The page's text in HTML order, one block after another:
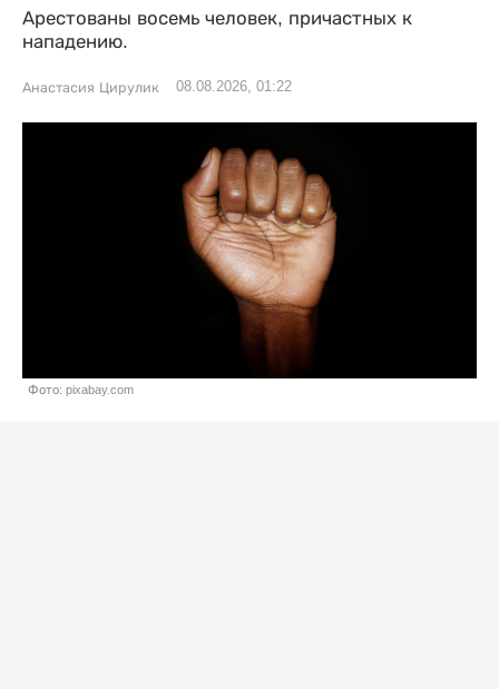
Арестованы восемь человек, причастных к
нападению.
Анастасия Цирулик 08.08.2026, 01:22
Фото: pixabay.com